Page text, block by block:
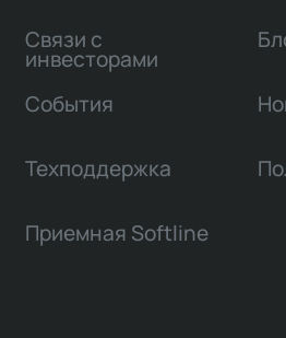
Связи с
инвесторами
События
Техподдержка
Приемная Softline